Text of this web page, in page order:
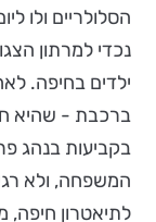
הסלולריים ולו
נכדי למרתון
ילדים בחיפה.
ברכבת - שהיא
בקביעות בנהג
המשפחה, ולא
לתיאטרון חיפה,